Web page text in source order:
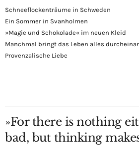
Schneeflockenträume in Schweden
Ein Sommer in Svanholmen
»Magie und Schokolade« im neuen Kleid
Manchmal bringt das Leben alles
Provenzalische Liebe
»For there is nothing
bad, but thinking